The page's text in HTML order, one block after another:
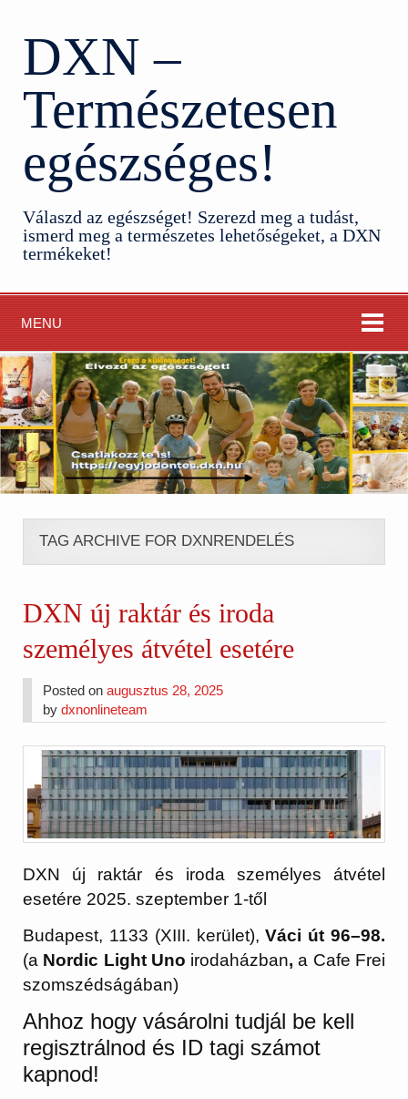
DXN –
Természetesen
egészséges!
Válaszd az egészséget! Szerezd meg a tudást,
ismerd meg a természetes lehetőségeket, a DXN
termékeket!
MENU
TAG ARCHIVE FOR DXNRENDELÉS
DXN új raktár és iroda
személyes átvétel esetére
Posted onaugusztus 28, 2025
bydxnonlineteam
DXN új raktár és iroda személyes átvétel
esetére 2025. szeptember 1-től
Budapest, 1133 (XIII. kerület),Váci út 96–98.
(a Nordic Light Uno irodaházban,a Cafe Frei
szomszédságában)
Ahhoz hogy vásárolni tudjál be kell
regisztrálnod és ID tagi számot
kapnod!